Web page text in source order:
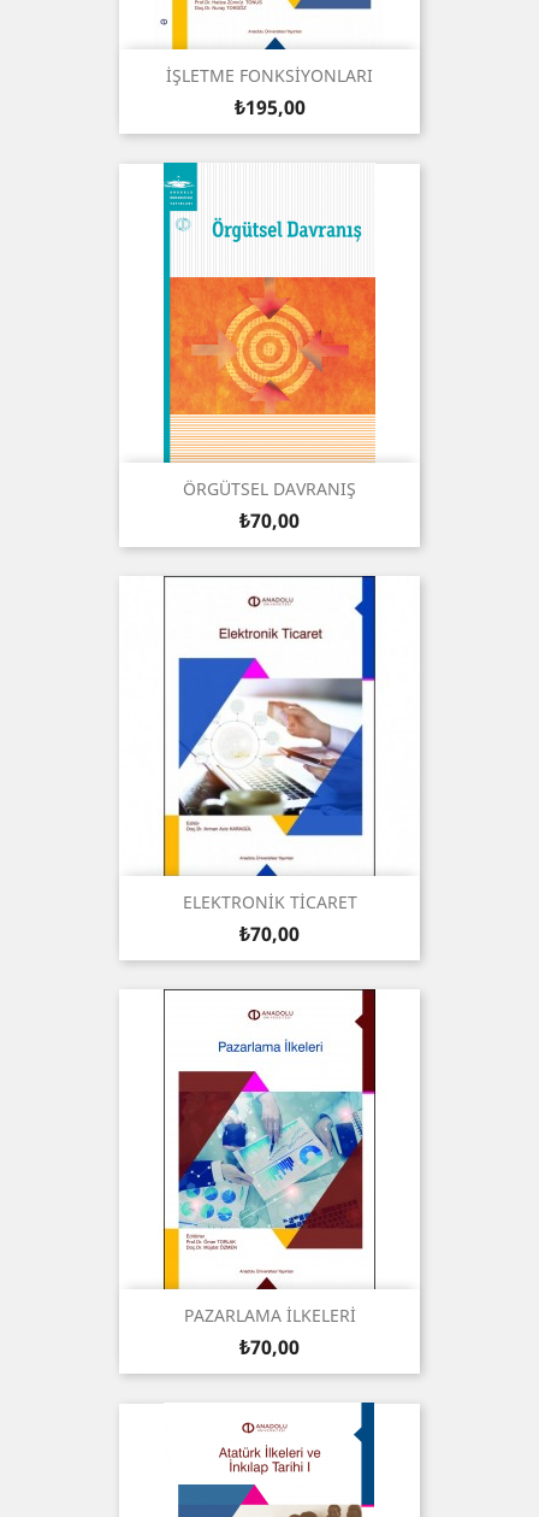
İŞLETME FONKSİYONLARI
Fiyat
₺195,00
ÖRGÜTSEL DAVRANIŞ
Fiyat
₺70,00
ELEKTRONİK TİCARET
Fiyat
₺70,00
PAZARLAMA İLKELERİ
Fiyat
₺70,00